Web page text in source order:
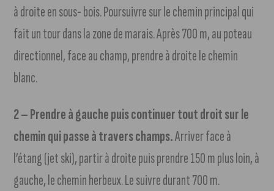
à droite en sous- bois. Poursuivre sur le chemin principal qui
fait un tour dans la zone de marais. Après 700 m, au poteau
directionnel, face au champ, prendre à droite le chemin
blanc.
2 – Prendre à gauche puis continuer tout droit sur le
chemin qui passe à travers champs.Arriver face à
l’étang (jet ski), partir à droite puis prendre 150 m plus loin, à
gauche, le chemin herbeux. Le suivre durant 700 m.